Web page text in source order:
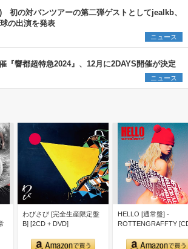
初の対バンツアーの第二弾ゲストとしてjealkb、
の出演を発表
ニュース
『響都超特急2024』、12月に2DAYS開催が決定
ニュース
わびさび [完全生産限定盤
B] [2CD + DVD]
HELLO [通常盤] -
ROTTENGRAFFTY